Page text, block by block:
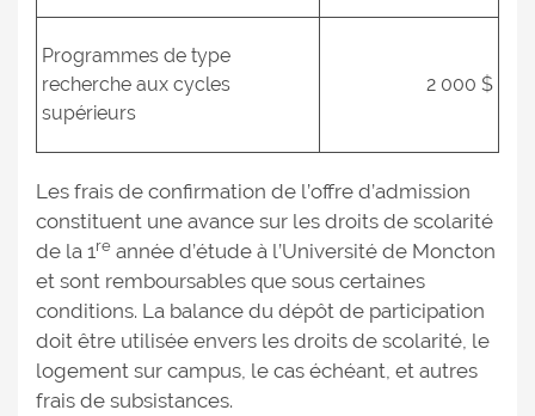
Programmes de type
recherche aux cycles
supérieurs
2 000 $
Les frais de confirmation de l’offre d’admission
constituent une avance sur les droits de scolarité
de la 1re année d’étude à l’Université de Moncton
et sont remboursables que sous certaines
conditions. La balance du dépôt de participation
doit être utilisée envers les droits de scolarité, le
logement sur campus, le cas échéant, et autres
frais de subsistances.